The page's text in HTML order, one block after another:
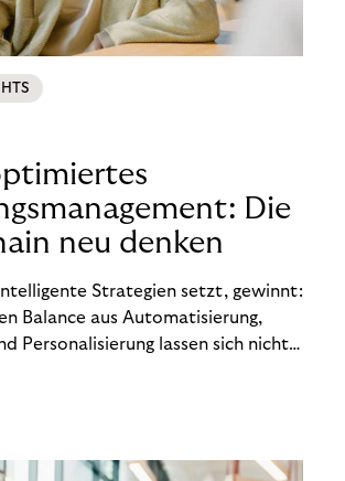
Die
neu denken
Strategien setzt, gewinnt:
Balance aus Automatisierung,
Personalisierung lassen sich nicht
Riverty zeigt, wie Recovery-